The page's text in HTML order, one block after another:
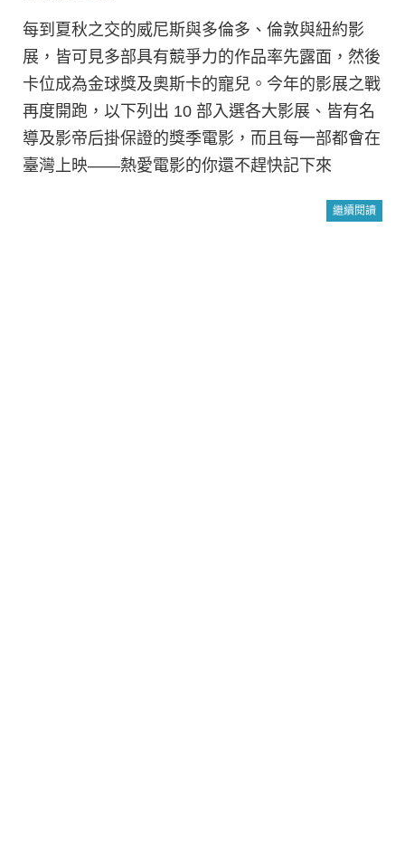
每到夏秋之交的威尼斯與多倫多、倫敦與紐約影
展，皆可見多部具有競爭力的作品率先露面，然後
卡位成為金球獎及奧斯卡的寵兒。今年的影展之戰
再度開跑，以下列出 10 部入選各大影展、皆有名
導及影帝后掛保證的獎季電影，而且每一部都會在
臺灣上映——熱愛電影的你還不趕快記下來
繼續閱讀